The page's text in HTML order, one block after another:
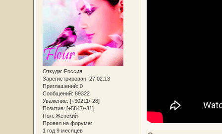
Откуда: Россия
Зарегистрирован: 27.02.13
Приглашений: 0
Сообщений: 89322
Уважение: [+30211/-28]
Позитив: [+5847/-31]
Пол: Женский
Провел на форуме:
1 год 9 месяцев